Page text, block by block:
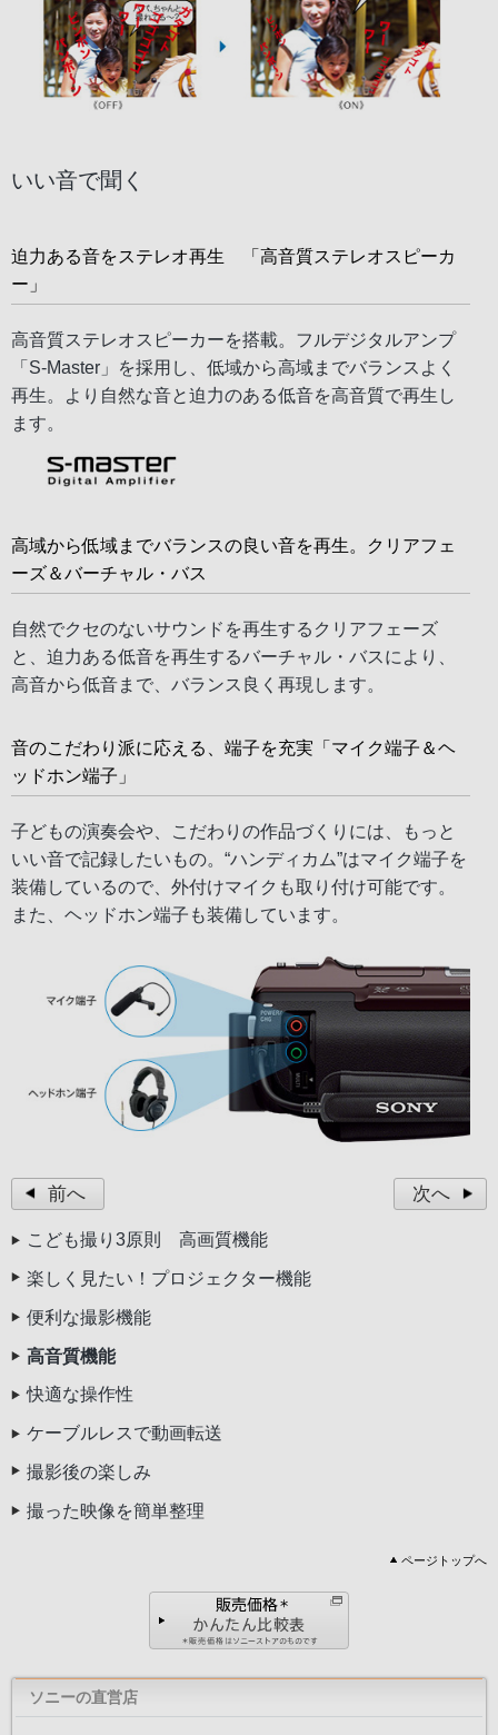
いい音で聞く
迫力ある音をステレオ再生 「高音質ステレオスピーカ
ー」
高音質ステレオスピーカーを搭載。フルデジタルアンプ
「S-Master」を採用し、低域から高域までバランスよく
再生。より自然な音と迫力のある低音を高音質で再生し
ます。
高域から低域までバランスの良い音を再生。クリアフェ
ーズ＆バーチャル・バス
自然でクセのないサウンドを再生するクリアフェーズ
と、迫力ある低音を再生するバーチャル・バスにより、
高音から低音まで、バランス良く再現します。
音のこだわり派に応える、端子を充実「マイク端子＆ヘ
ッドホン端子」
子どもの演奏会や、こだわりの作品づくりには、もっと
いい音で記録したいもの。“ハンディカム”はマイク端子を
装備しているので、外付けマイクも取り付け可能です。
また、ヘッドホン端子も装備しています。
前へ 次へ
こども撮り3原則 高画質機能
楽しく見たい！プロジェクター機能
便利な撮影機能
高音質機能
快適な操作性
ケーブルレスで動画転送
撮影後の楽しみ
撮った映像を簡単整理
ページトップへ
ソニーの直営店